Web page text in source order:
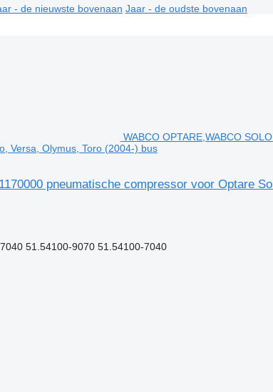
- de nieuwste bovenaan Jaar - de oudste bovenaan
WABCO OPTARE,WABCO
Versa, Olymus, Toro (2004-) bus
pneumatische compressor voor Optare
51.54100-9070 51.54100-7040